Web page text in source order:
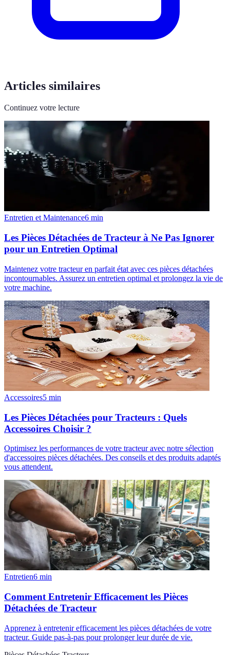
Articles similaires
Continuez votre lecture
Entretien et Maintenance6 min
Les Pièces Détachées de Tracteur à Ne Pas Ignorer
pour un Entretien Optimal
Maintenez votre tracteur en parfait état avec ces pièces détachées
incontournables. Assurez un entretien optimal et prolongez la vie de
votre machine.
Accessoires5 min
Les Pièces Détachées pour Tracteurs : Quels
Accessoires Choisir ?
Optimisez les performances de votre tracteur avec notre sélection
d'accessoires pièces détachées. Des conseils et des produits adaptés
vous attendent.
Entretien6 min
Comment Entretenir Efficacement les Pièces
Détachées de Tracteur
Apprenez à entretenir efficacement les pièces détachées de votre
tracteur. Guide pas-à-pas pour prolonger leur durée de vie.